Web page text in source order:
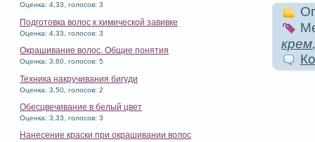
Оценка: 4,33, голосов: 3
Подготовка волос к химической завивке
Оценка: 4,33, голосов: 3
Окрашивание волос. Общие понятия
Оценка: 3,60, голосов: 5
Техника накручивания бигуди
Оценка: 3,50, голосов: 2
Обесцвечивание в белый цвет
Оценка: 3,33, голосов: 3
Нанесение краски при окрашивании волос
крем